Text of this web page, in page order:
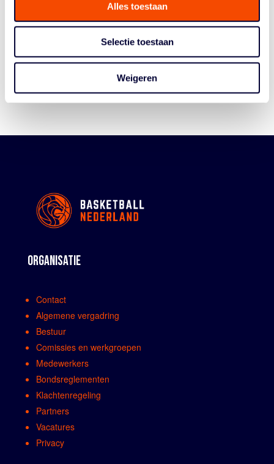
Alles toestaan
Selectie toestaan
Weigeren
Historie
Algemene Vergadering
Bestuur En Commissies
Reglementen
ORGANISATIE
Contact
Algemene vergadring
Bestuur
Comissies en werkgroepen
Medewerkers
Bondsreglementen
Klachtenregeling
Partners
Vacatures
Privacy